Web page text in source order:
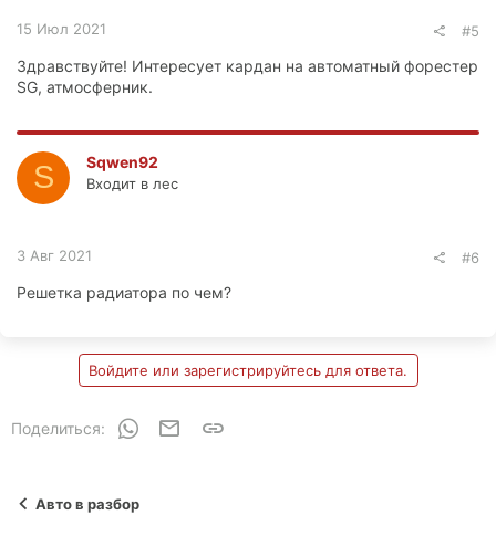
15 Июл 2021 #5
Здравствуйте! Интересует кардан на автоматный форестер
SG, атмосферник.
S Sqwen92
Входит в лес
3 Авг 2021 #6
Решетка радиатора по чем?
Войдите или зарегистрируйтесь для ответа.
Поделиться: WhatsAppЭлектронная почта
Авто в разбор